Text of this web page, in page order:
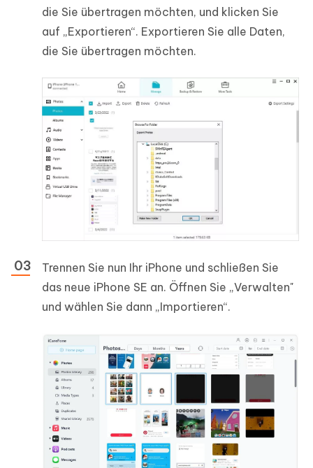
die Sie übertragen möchten, und klicken Sie
auf „Exportieren“. Exportieren Sie alle Daten,
die Sie übertragen möchten.
Trennen Sie nun Ihr iPhone und schließen Sie
das neue iPhone SE an. Öffnen Sie „Verwalten"
und wählen Sie dann „Importieren“.